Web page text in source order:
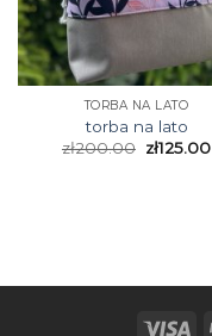
TORBA NA LATO
torba na lato
zł200.00 zł125.00